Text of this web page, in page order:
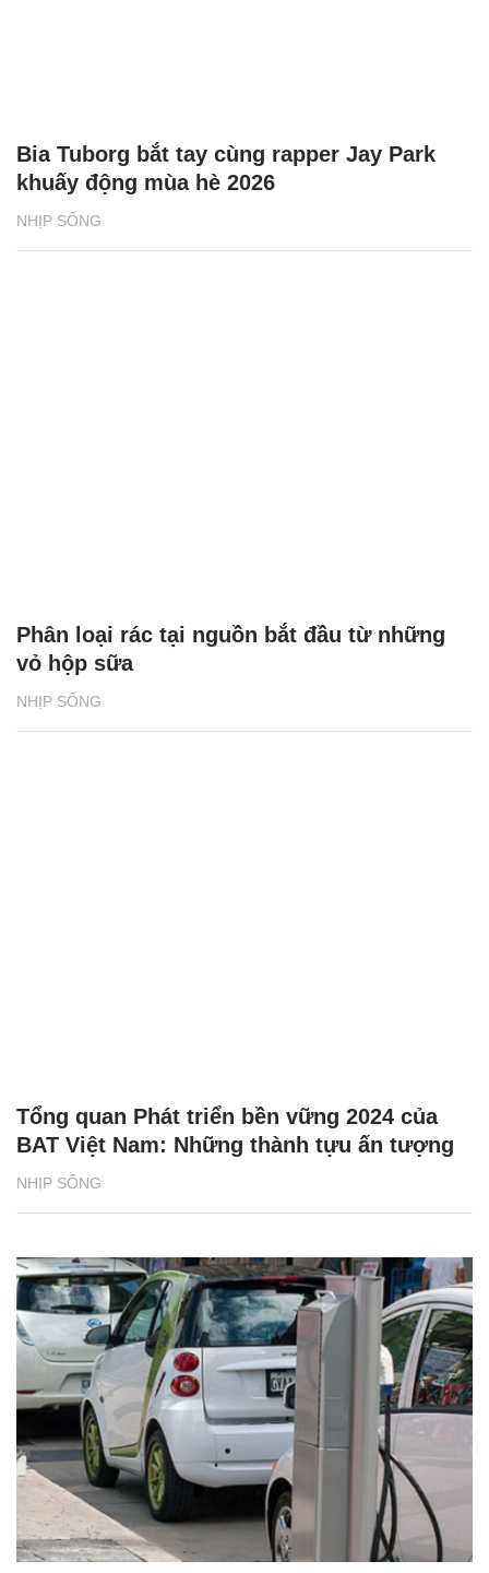
NHỊP SỐNG
Bia Tuborg bắt tay cùng rapper Jay Park
khuấy động mùa hè 2026
NHỊP SỐNG
Phân loại rác tại nguồn bắt đầu từ những
vỏ hộp sữa
NHỊP SỐNG
Tổng quan Phát triển bền vững 2024 của
BAT Việt Nam: Những thành tựu ấn tượng